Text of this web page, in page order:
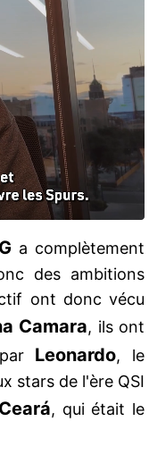
a complètement
des ambitions
ont donc vécu
Camara, ils ont
Leonardo, le
stars de l'ère QSI
Ceará, qui était le